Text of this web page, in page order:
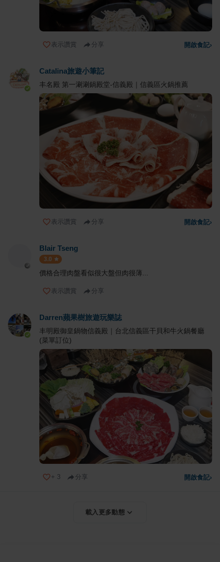
表示讚賞 分享 開啟食記›
Catalina旅遊小筆記
丰名殿 第一涮涮鍋殿堂-信義殿｜信義區火鍋推薦
表示讚賞 分享 開啟食記›
Blair Tseng
3.0
價格合理肉盤看似很大盤但肉很薄...
表示讚賞 分享
Darren蘋果樹旅遊玩樂誌
丰明殿御皇鍋物信義殿｜台北信義區干貝和牛火鍋餐廳
(菜單訂位)
+ 3 分享 開啟食記›
載入更多動態